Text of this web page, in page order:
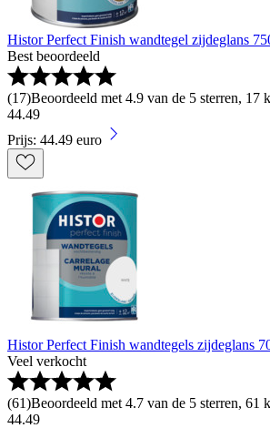
Histor Perfect Finish wandtegel zijdeglans
Best beoordeeld
(17)Beoordeeld met 4.9 van de 5 sterren, 17
44.49
Prijs: 44.49 euro
Histor Perfect Finish wandtegels zijdeglans
Veel verkocht
(61)Beoordeeld met 4.7 van de 5 sterren, 61
44.49